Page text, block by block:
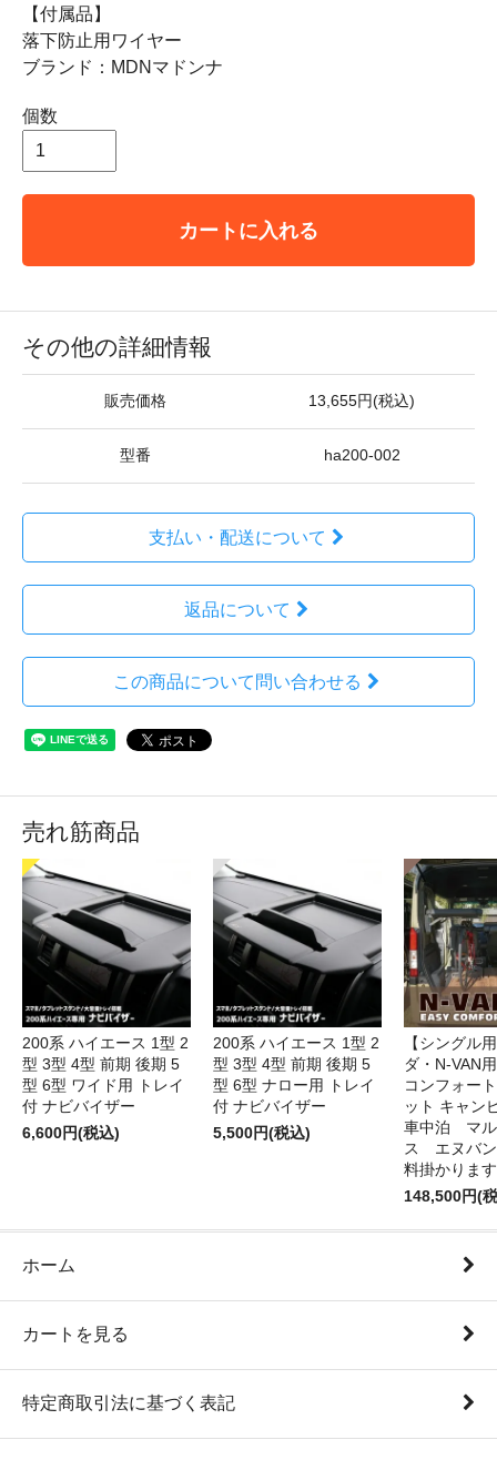
【付属品】
落下防止用ワイヤー
ブランド：MDNマドンナ
個数
カートに入れる
その他の詳細情報
販売価格 13,655円(税込)
型番 ha200-002
支払い・配送について
返品について
この商品について問い合わせる
売れ筋商品
200系 ハイエース 1型 2
型 3型 4型 前期 後期 5
型 6型 ワイド用 トレイ
付 ナビバイザー
6,600円(税込)
200系 ハイエース 1型 2
型 3型 4型 前期 後期 5
型 6型 ナロー用 トレイ
付 ナビバイザー
5,500円(税込)
【シングル
ダ・N-VAN
コンフォー
ット キャン
車中泊 マル
ス エヌバ
料掛かります
148,500円(
ホーム
カートを見る
特定商取引法に基づく表記